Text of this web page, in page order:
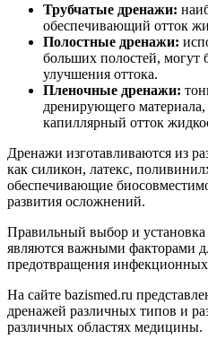
Трубчатые дренажи:
обеспечивающий отток
Полостные дренажи:
больших полостей,
улучшения оттока.
Пленочные дренажи:
дренирующего
капиллярный отток
Дренажи изготавливаются из
как силикон, латекс,
обеспечивающие
развития осложнений.
Правильный выбор и установка
являются важными факторами
предотвращения
На сайте bazismed.ru
дренажей различных типов и
различных областях медицины.